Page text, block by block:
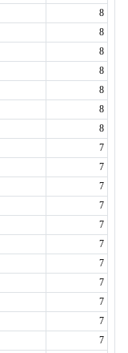
8
8
8
8
8
8
8
7
7
7
7
7
7
7
7
7
7
7